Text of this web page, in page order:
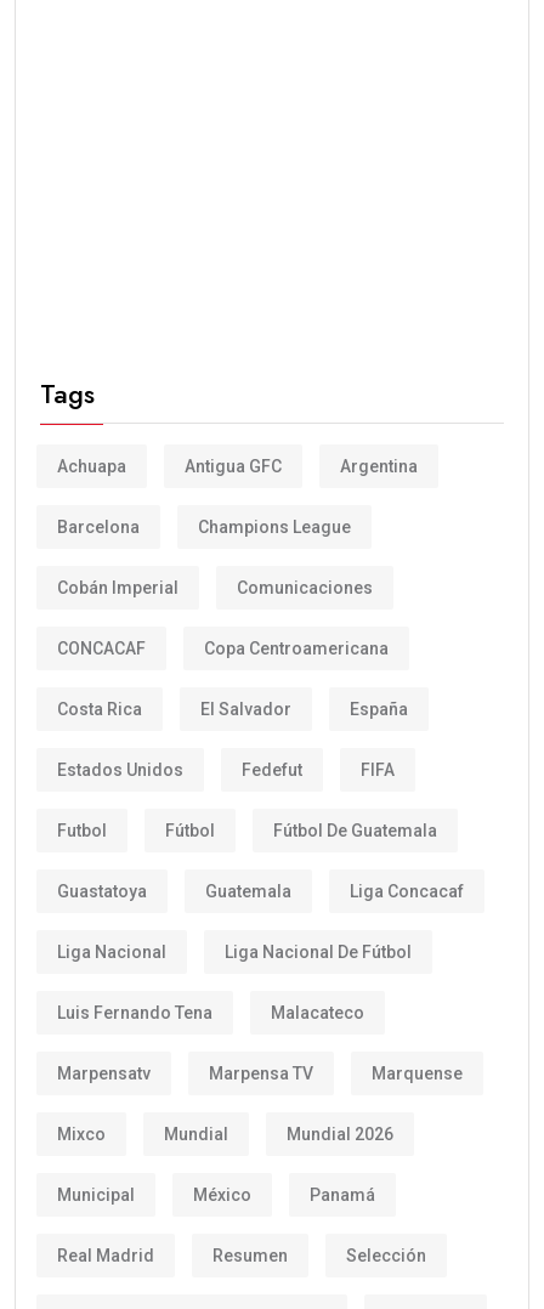
Tags
Achuapa Antigua GFC Argentina
Barcelona Champions League
Cobán Imperial Comunicaciones
CONCACAF Copa Centroamericana
Costa Rica El Salvador España
Estados Unidos Fedefut FIFA
Futbol Fútbol Fútbol De Guatemala
Guastatoya Guatemala Liga Concacaf
Liga Nacional Liga Nacional De Fútbol
Luis Fernando Tena Malacateco
Marpensatv Marpensa TV Marquense
Mixco Mundial Mundial 2026
Municipal México Panamá
Real Madrid Resumen Selección